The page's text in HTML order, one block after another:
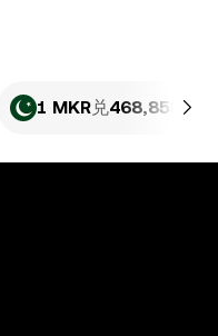
1 MKR兑468,855.51